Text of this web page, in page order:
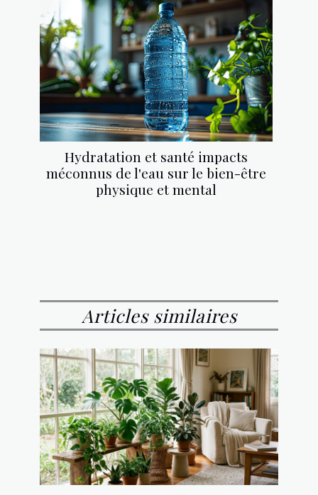
Hydratation et santé impacts
méconnus de l'eau sur le bien-être
physique et mental
Articles similaires